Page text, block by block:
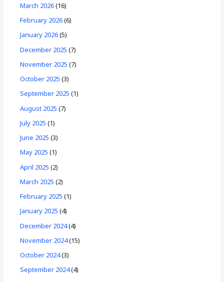
March 2026(16)
February 2026(6)
January 2026(5)
December 2025 (7)
November 2025 (7)
October 2025 (3)
September 2025 (1)
August 2025 (7)
July 2025 (1)
June 2025 (3)
May 2025 (1)
April 2025 (2)
March 2025 (2)
February 2025 (1)
January 2025 (4)
December 2024(4)
November 2024(15)
October 2024(3)
September 2024(4)